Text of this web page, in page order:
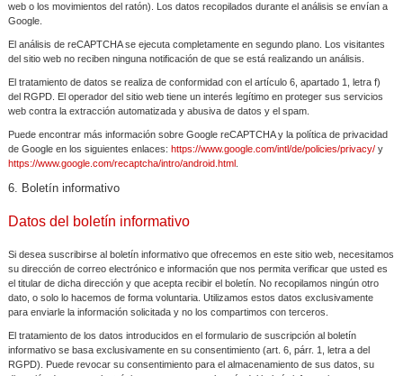
web o los movimientos del ratón). Los datos recopilados durante el análisis se envían a
Google.
El análisis de reCAPTCHA se ejecuta completamente en segundo plano. Los visitantes
del sitio web no reciben ninguna notificación de que se está realizando un análisis.
El tratamiento de datos se realiza de conformidad con el artículo 6, apartado 1, letra f)
del RGPD. El operador del sitio web tiene un interés legítimo en proteger sus servicios
web contra la extracción automatizada y abusiva de datos y el spam.
Puede encontrar más información sobre Google reCAPTCHA y la política de privacidad
de Google en los siguientes enlaces: https://www.google.com/intl/de/policies/privacy/y
https://www.google.com/recaptcha/intro/android.html .
6. Boletín informativo
Datos del boletín informativo
Si desea suscribirse al boletín informativo que ofrecemos en este sitio web, necesitamos
su dirección de correo electrónico e información que nos permita verificar que usted es
el titular de dicha dirección y que acepta recibir el boletín. No recopilamos ningún otro
dato, o solo lo hacemos de forma voluntaria. Utilizamos estos datos exclusivamente
para enviarle la información solicitada y no los compartimos con terceros.
El tratamiento de los datos introducidos en el formulario de suscripción al boletín
informativo se basa exclusivamente en su consentimiento (art. 6, párr. 1, letra a del
RGPD). Puede revocar su consentimiento para el almacenamiento de sus datos, su